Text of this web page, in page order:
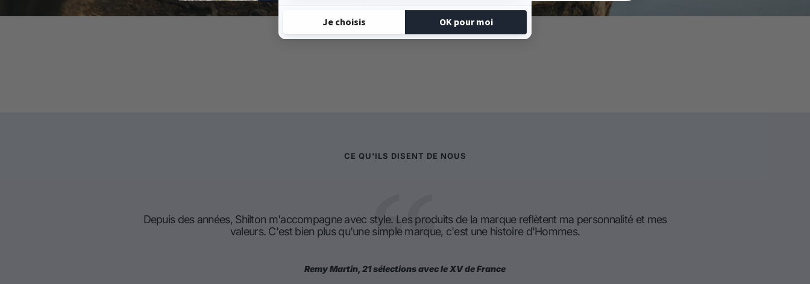
CE QU'ILS DISENT DE NOUS
Depuis des années, Shilton m'accompagne avec style. Les produits de la marque reflètent ma personnalité et mes
valeurs. C'est bien plus qu'une simple marque, c'est une histoire d'Hommes.
Remy Martin, 21 sélections avec le XV de France